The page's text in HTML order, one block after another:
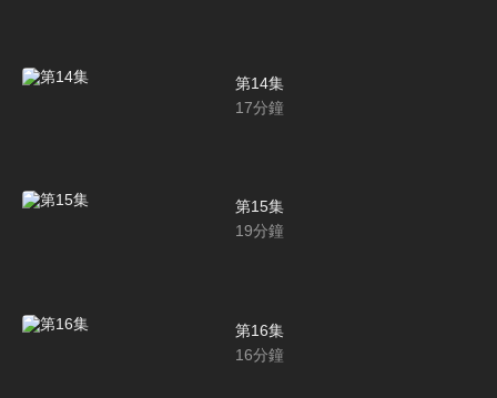
第14集
17分鐘
第15集
19分鐘
第16集
16分鐘